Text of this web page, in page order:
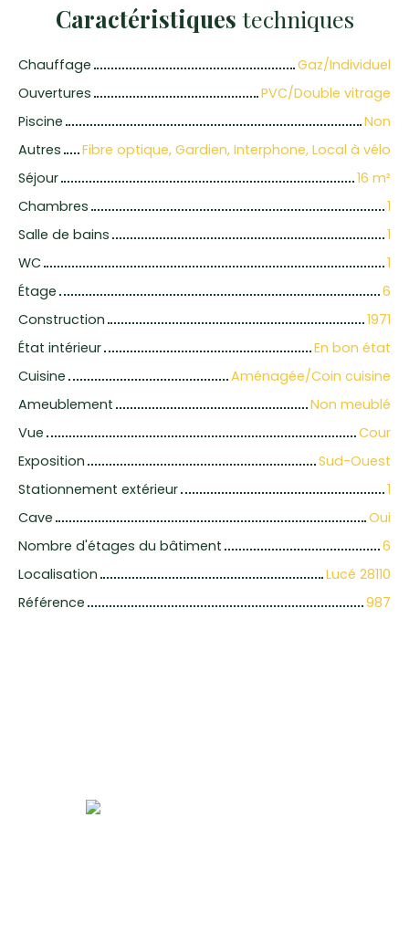
Caractéristiques techniques
Chauffage
Gaz/Individuel
Ouvertures
PVC/Double vitrage
Piscine
Non
Autres
Fibre optique, Gardien, Interphone, Local à vélo
Séjour
16 m²
Chambres
1
Salle de bains
1
WC
1
Étage
6
Construction
1971
État intérieur
En bon état
Cuisine
Aménagée/Coin cuisine
Ameublement
Non meublé
Vue
Cour
Exposition
Sud-Ouest
Stationnement extérieur
1
Cave
Oui
Nombre d'étages du bâtiment
6
Localisation
Lucé 28110
Référence
987